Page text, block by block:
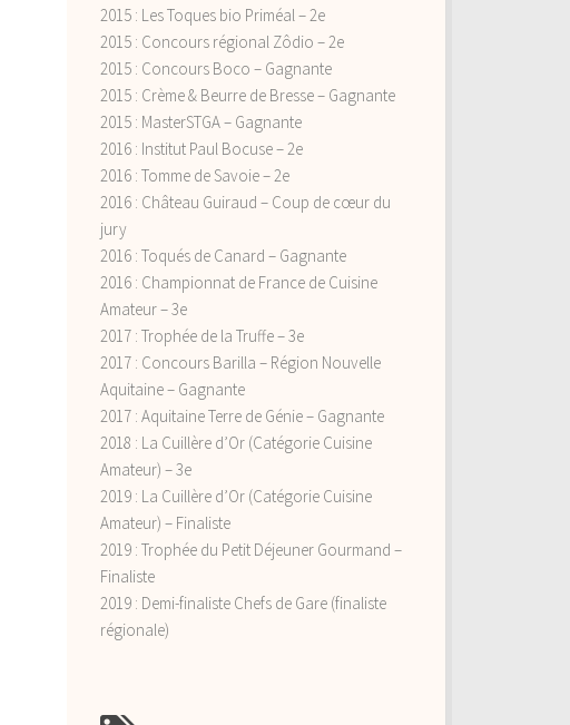
2015 : Les Toques bio Priméal – 2e
2015 : Concours régional Zôdio – 2e
2015 : Concours Boco – Gagnante
2015 : Crème & Beurre de Bresse – Gagnante
2015 : MasterSTGA – Gagnante
2016 : Institut Paul Bocuse – 2e
2016 : Tomme de Savoie – 2e
2016 : Château Guiraud – Coup de cœur du
jury
2016 : Toqués de Canard – Gagnante
2016 : Championnat de France de Cuisine
Amateur – 3e
2017 : Trophée de la Truffe – 3e
2017 : Concours Barilla – Région Nouvelle
Aquitaine – Gagnante
2017 : Aquitaine Terre de Génie – Gagnante
2018 : La Cuillère d’Or (Catégorie Cuisine
Amateur) – 3e
2019 : La Cuillère d’Or (Catégorie Cuisine
Amateur) – Finaliste
2019 : Trophée du Petit Déjeuner Gourmand –
Finaliste
2019 : Demi-finaliste Chefs de Gare (finaliste
régionale)